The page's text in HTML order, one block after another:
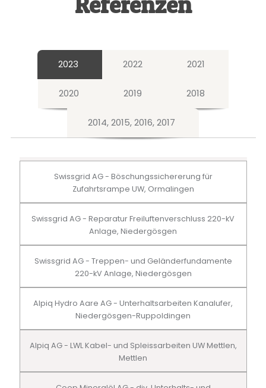
2023 2022 2021
2020 2019 2018
2014, 2015, 2016, 2017
Swissgrid AG - Böschungssichererung für
Zufahrtsrampe UW, Ormalingen
Swissgrid AG - Reparatur Freiluftenverschluss 220-kV
Anlage, Niedergösgen
Swissgrid AG - Treppen- und Geländerfundamente
220-kV Anlage, Niedergösgen
Alpiq Hydro Aare AG - Unterhaltsarbeiten Kanalufer,
Niedergösgen-Ruppoldingen
Alpiq AG - LWL Kabel- und Spleissarbeiten UW Mettlen,
Mettlen